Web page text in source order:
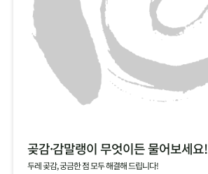
곶감·감말랭이 무엇이든 물어보세요!
두레 곶감, 궁금한 점 모두 해결해 드립니다!